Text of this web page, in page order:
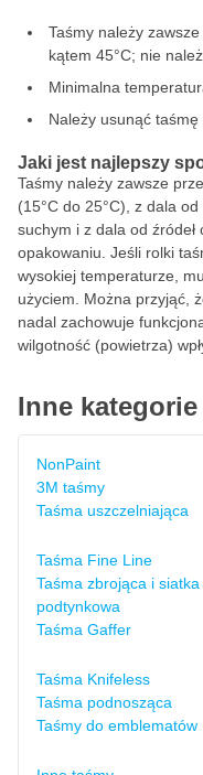
Taśmy należy
kątem 45°C; nie
Minimalna
Należy usunąć taśmę
Jaki jest najlepszy
Taśmy należy zawsze
(15°C do 25°C), z dala od
suchym i z dala od źródeł
opakowaniu. Jeśli rolki
wysokiej temperaturze,
użyciem. Można przyjąć,
nadal zachowuje
wilgotność (powietrza)
Inne kategorie
NonPaint
3M taśmy
Taśma uszczelniająca
Taśma Fine Line
Taśma zbrojąca i siatka
podtynkowa
Taśma Gaffer
Taśma Knifeless
Taśma podnosząca
Taśmy do emblematów